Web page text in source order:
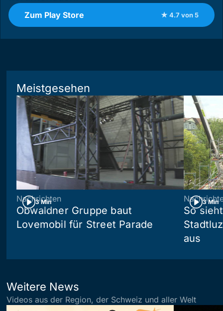
Zum Play Store ★ 4.7 von 5
Meistgesehen
3 Min
Nachrichten
Obwaldner Gruppe baut
Lovemobil für Street Parade
3 Min
So
aus
Weitere News
Videos aus der Region, der Schweiz und aller Welt